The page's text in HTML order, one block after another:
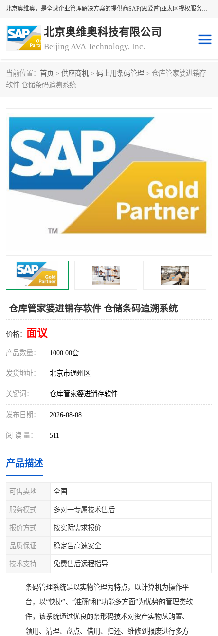
北京奥维奥，是全球企业管理解决方案的提供商SAP(思爱普)亚太区授权服务商领军者，SAP金牌服务商和代理商。企业ERP系统软件，SAP软件实施，17年来服务客户1500多家。提供SAP Business One，SAP Business ByDesign，SAP S/4HANA Cloud，SAP Analytics Cloud （分析云）等产品与解决方案。咨询专线：400-890-8880
北京奥维奥科技有限公司
Beijing AVA Technology, Inc.
当前位置： 首页 > 供应商机 > 码上用条码管理 > 仓库管家婆进销存
软件 仓储条码追溯系统
仓库管家婆进销存软件 仓储条码追溯系统
价格： 面议
产品数量： 1000.00套
发货地址： 北京市通州区
关键词： 仓库管家婆进销存软件
发布日期： 2026-08-08
阅 读 量： 511
产品描述
可售卖地 全国
服务模式 多对一专属技术售后
报价方式 按实际需求报价
品质保证 稳定告高速安全
技术支持 免费售后远程指导
条码管理系统是以实物管理为特点，以计算机为操作平
台，以“快捷”、“准确”和“功能多方面”为优势的管理类软
件；该系统通过优良的条形码技术对资产实物从购置、
领用、清理、盘点、借用、归还、维修到报废进行多方
sap系统
sap软件开发 sap管理系统
码上用条码管理 扫码系统
制造业ERP系统
工厂ERP系统 皮具厂erp系统
食品厂erp系统
小工厂erp系统 印染厂erp系统